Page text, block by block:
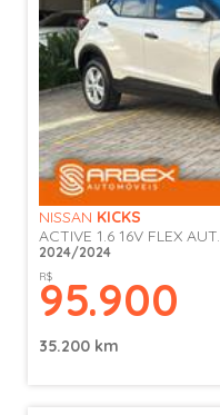
NISSAN KICKS
ACTIVE 1.6 16V FLEX AUT.
2024/2024
R$
95.900
35.200 km